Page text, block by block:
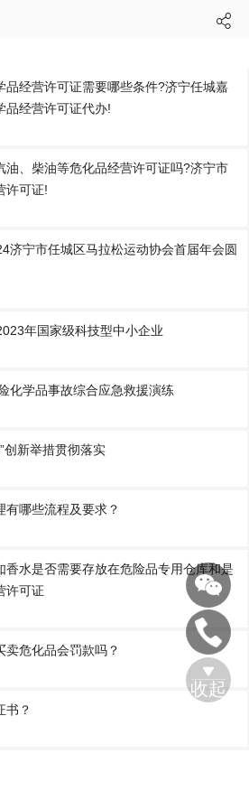
品经营许可证需要哪些条件?济宁任城嘉
品经营许可证代办!
油、柴油等危化品经营许可证吗?济宁市
许可证!
济宁市任城区马拉松运动协会首届年会圆
年国家级科技型中小企业
化学品事故综合应急救援演练
创新举措贯彻落实
哪些流程及要求？
香水是否需要存放在危险品专用仓库和是
许可证
危化品会罚款吗？
书？
收起